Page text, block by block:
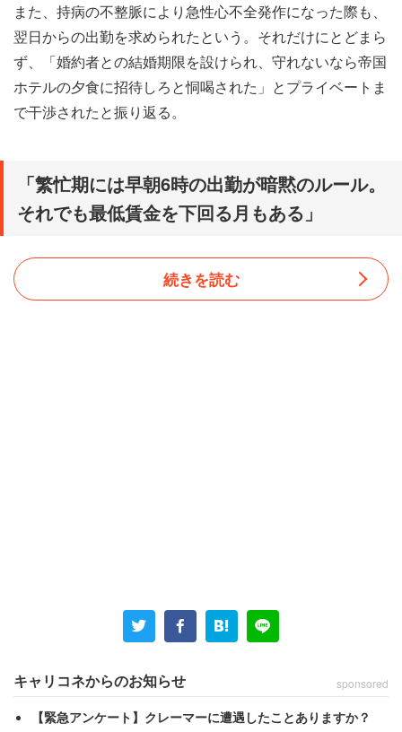
また、持病の不整脈により急性心不全発作になった際も、
翌日からの出勤を求められたという。それだけにとどまら
ず、「婚約者との結婚期限を設けられ、守れないなら帝国
ホテルの夕食に招待しろと恫喝された」とプライベートま
で干渉されたと振り返る。
「繁忙期には早朝6時の出勤が暗黙のルール。
それでも最低賃金を下回る月もある」
「接待でお客さんとご飯を食べに行っても、残業代
はでない。繁忙期には早朝6時の出勤が暗黙のルール
続きを読む
キャリコネからのお知らせ sponsored
【緊急アンケート】クレーマーに遭遇したことありますか？